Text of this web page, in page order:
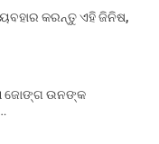
କରନ୍ତୁ ଏହି ଜିନିଷ,
ଜୋଙ୍ଗ ଉନଙ୍କ